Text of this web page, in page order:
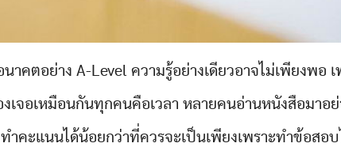
าคตอย่าง A-Level ความรู้อย่างเดียวอาจไม่เพียงพอ เ
เจอเหมือนกันทุกคนคือเวลา หลายคนอ่านหนังสือมาอ
คะแนนได้น้อยกว่าที่ควรจะเป็นเพียงเพราะทำข้อสอ